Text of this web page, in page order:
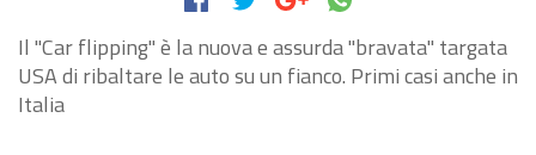
Il "Car flipping" è la nuova e assurda "bravata" targata
USA di ribaltare le auto su un fianco. Primi casi anche in
Italia